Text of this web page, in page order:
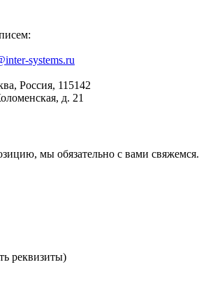
systems.ru
Россия, 115142
д. 21
мы обязательно с вами свяжемся.
реквизиты)